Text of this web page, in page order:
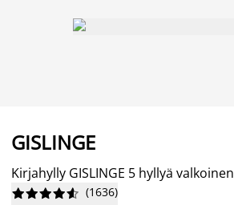
GISLINGE
Kirjahylly GISLINGE 5 hyllyä valkoinen





 (1636)